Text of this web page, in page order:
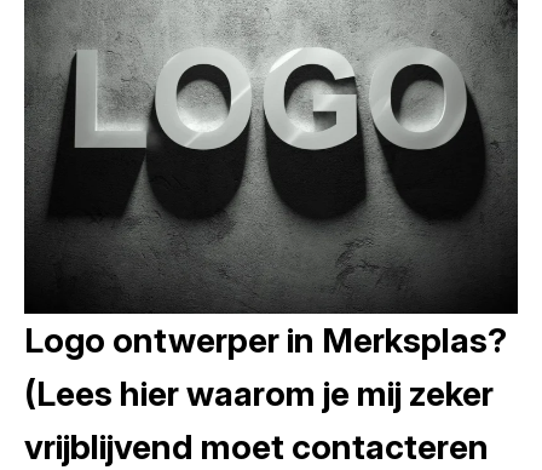
Logo ontwerper in Merksplas?
(Lees hier waarom je mij zeker
vrijblijvend moet contacteren